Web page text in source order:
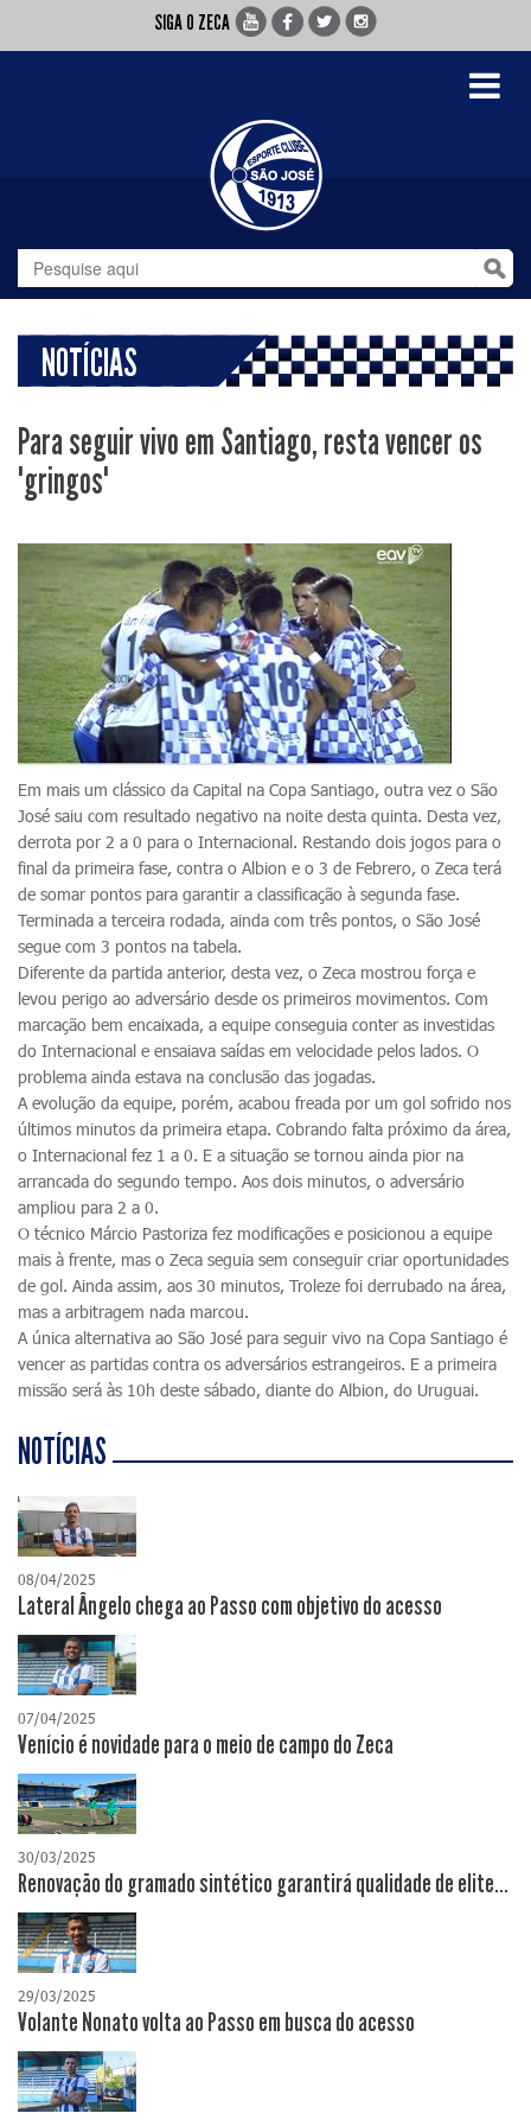
SIGA O ZECA
Toggle
NOTÍCIAS
Para seguir vivo em Santiago, resta vencer os
"gringos"
Em mais um clássico da Capital na Copa Santiago, outra vez o São
José saiu com resultado negativo na noite desta quinta. Desta vez,
derrota por 2 a 0 para o Internacional. Restando dois jogos para o
final da primeira fase, contra o Albion e o 3 de Febrero, o Zeca terá
de somar pontos para garantir a classificação à segunda fase.
Terminada a terceira rodada, ainda com três pontos, o São José
segue com 3 pontos na tabela.
Diferente da partida anterior, desta vez, o Zeca mostrou força e
levou perigo ao adversário desde os primeiros movimentos. Com
marcação bem encaixada, a equipe conseguia conter as investidas
do Internacional e ensaiava saídas em velocidade pelos lados. O
problema ainda estava na conclusão das jogadas.
A evolução da equipe, porém, acabou freada por um gol sofrido nos
últimos minutos da primeira etapa. Cobrando falta próximo da área,
o Internacional fez 1 a 0. E a situação se tornou ainda pior na
arrancada do segundo tempo. Aos dois minutos, o adversário
ampliou para 2 a 0.
O técnico Márcio Pastoriza fez modificações e posicionou a equipe
mais à frente, mas o Zeca seguia sem conseguir criar oportunidades
de gol. Ainda assim, aos 30 minutos, Troleze foi derrubado na área,
mas a arbitragem nada marcou.
A única alternativa ao São José para seguir vivo na Copa Santiago é
vencer as partidas contra os adversários estrangeiros. E a primeira
missão será às 10h deste sábado, diante do Albion, do Uruguai.
NOTÍCIAS
08/04/2025
Lateral Ângelo chega ao Passo com objetivo do acesso
07/04/2025
Venício é novidade para o meio de campo do Zeca
30/03/2025
Renovação do gramado sintético garantirá qualidade de elite...
29/03/2025
Volante Nonato volta ao Passo em busca do acesso